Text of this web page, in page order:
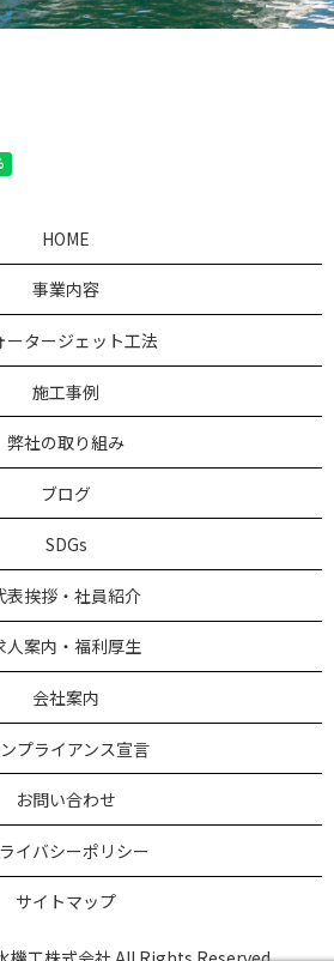
HOME
事業内容
ータージェット工法
施工事例
弊社の取り組み
ブログ
SDGs
表挨拶・社員紹介
人案内・福利厚生
会社案内
プライアンス宣言
お問い合わせ
イバシーポリシー
サイトマップ